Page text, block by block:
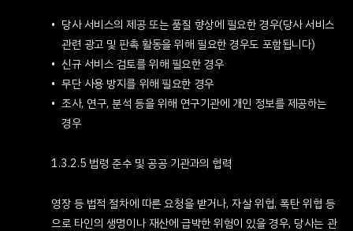
당사 서비스의 제공 또는 품질 향상에 필요한 경우(당사 서비스
관련 광고 및 판촉 활동을 위해 필요한 경우도 포함됩니다)
신규 서비스 검토를 위해 필요한 경우
무단 사용 방지를 위해 필요한 경우
조사, 연구, 분석 등을 위해 연구기관에 개인 정보를 제공하는
경우
1.3.2.5 법령 준수 및 공공 기관과의 협력
영장 등 법적 절차에 따른 요청을 받거나, 자살 위협, 폭탄 위협 등
으로 타인의 생명이나 재산에 급박한 위험이 있을 경우, 당사는 관